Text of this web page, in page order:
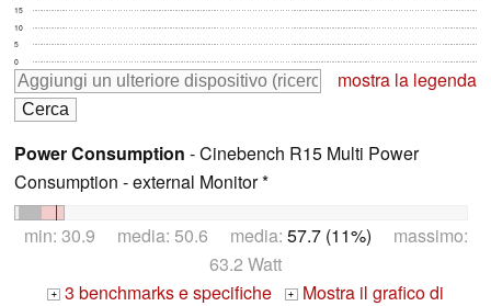
0
5
10
15
mostra la legenda
Power Consumption - Cinebench R15 Multi Power
Consumption - external Monitor *
min: 30.9 media: 50.6 media: 57.7 (11%) massimo:
63.2 Watt
+ 3 benchmarks e specifiche + Mostra il grafico di